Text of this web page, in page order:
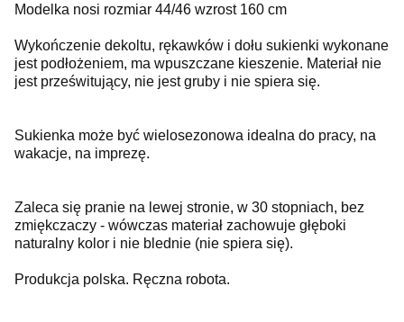
Modelka nosi rozmiar 44/46 wzrost 160 cm
Wykończenie dekoltu, rękawków i dołu sukienki wykonane
jest podłożeniem, ma wpuszczane kieszenie. Materiał nie
jest prześwitujący, nie jest gruby i nie spiera się.
Sukienka może być wielosezonowa idealna do pracy, na
wakacje, na imprezę.
Zaleca się pranie na lewej stronie, w 30 stopniach, bez
zmiękczaczy - wówczas materiał zachowuje głęboki
naturalny kolor i nie blednie (nie spiera się).
Produkcja polska. Ręczna robota.